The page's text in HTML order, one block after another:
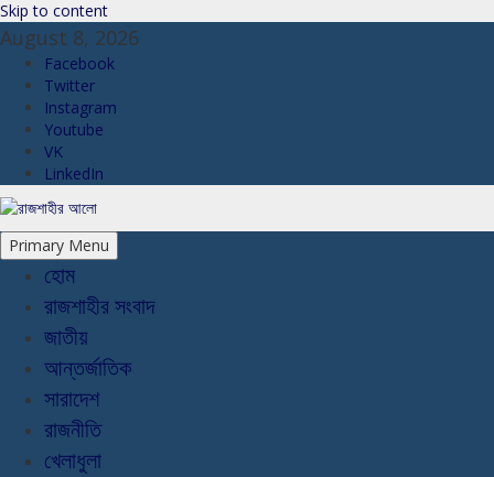
Skip to content
August 8, 2026
Facebook
Twitter
Instagram
Youtube
VK
LinkedIn
Primary Menu
হোম
রাজশাহীর সংবাদ
জাতীয়
আন্তর্জাতিক
সারাদেশ
রাজনীতি
খেলাধুলা